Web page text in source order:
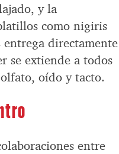
y la
como nigiris
directamente
se extiende a todos
oído y tacto.
entre